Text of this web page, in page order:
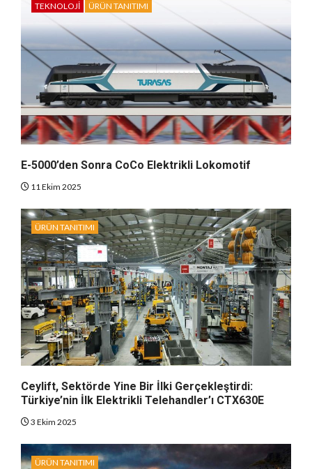
TEKNOLOJI ÜRÜN TANITIMI
E-5000’den Sonra CoCo Elektrikli Lokomotif
11 Ekim 2025
ÜRÜN TANITIMI
Ceylift, Sektörde Yine Bir İlki Gerçekleştirdi:
Türkiye’nin İlk Elektrikli Telehandler’ı CTX630E
3 Ekim 2025
ÜRÜN TANITIMI